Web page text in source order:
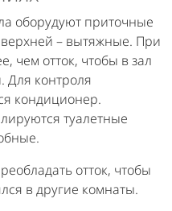
оборудуют приточные
– вытяжные. При
чем отток, чтобы в зал
Для контроля
кондиционер.
туалетные
отток, чтобы
в другие комнаты.